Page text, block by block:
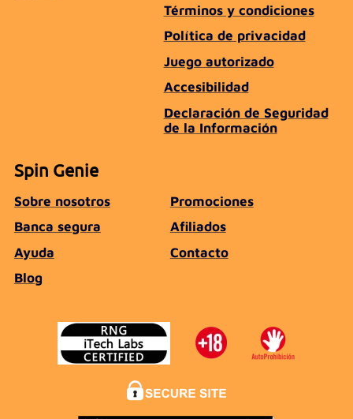
Términos y condiciones
Política de privacidad
Juego autorizado
Accesibilidad
Declaración de Seguridad
de la Información
Spin Genie
Sobre nosotros
Promociones
Banca segura
Afiliados
Ayuda
Contacto
Blog